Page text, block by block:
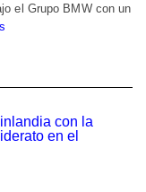
el Grupo BMW con un